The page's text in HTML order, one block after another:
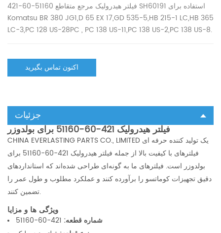
421-60-51160 فیلتر هیدرولیک مرجع متقاطع SH60191 استفاده برای
Komatsu BR 380 JG1,D 65 EX 17,GD 535-5,HB 215-1 LC,HB 365
LC-3,PC 128 US-28PC , PC 138 US-11,PC 138 US-2,PC 138 US-8.
اکنون تماس بگیرید
جزئیات
فیلتر هیدرولیک 421-60-51160 برای بولدوزر
CHINA EVERLASTING PARTS CO., LIMITED یک تولید کننده حرفه ای
فیلترهای با کیفیت بالا از جمله فیلتر هیدرولیک 421-60-51160 برای
بولدوزر است. فیلترهای ما به گونه‌ای طراحی شده‌اند که استانداردهای
دقیق تجهیزات کوماتسو را برآورده کنند و عملکرد مطلوب و طول عمر را
تضمین کنند.
ویژگی ها و مزایا
شماره قطعه: